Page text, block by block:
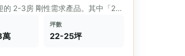
的 2-3房 剛性需求產品。其中「2房
坪數
22-25坪